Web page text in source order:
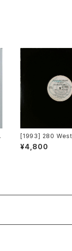
[1993] 280
g Diamond
e's Masquerade
¥4,800